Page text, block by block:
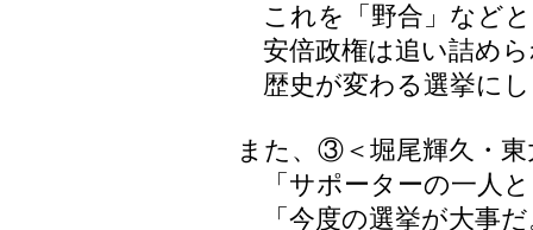
これを「野合」など
安倍政権は追い詰め
歴史が変わる選挙に
また、③＜堀尾輝久・
「サポーターの一人
「今度の選挙が大事